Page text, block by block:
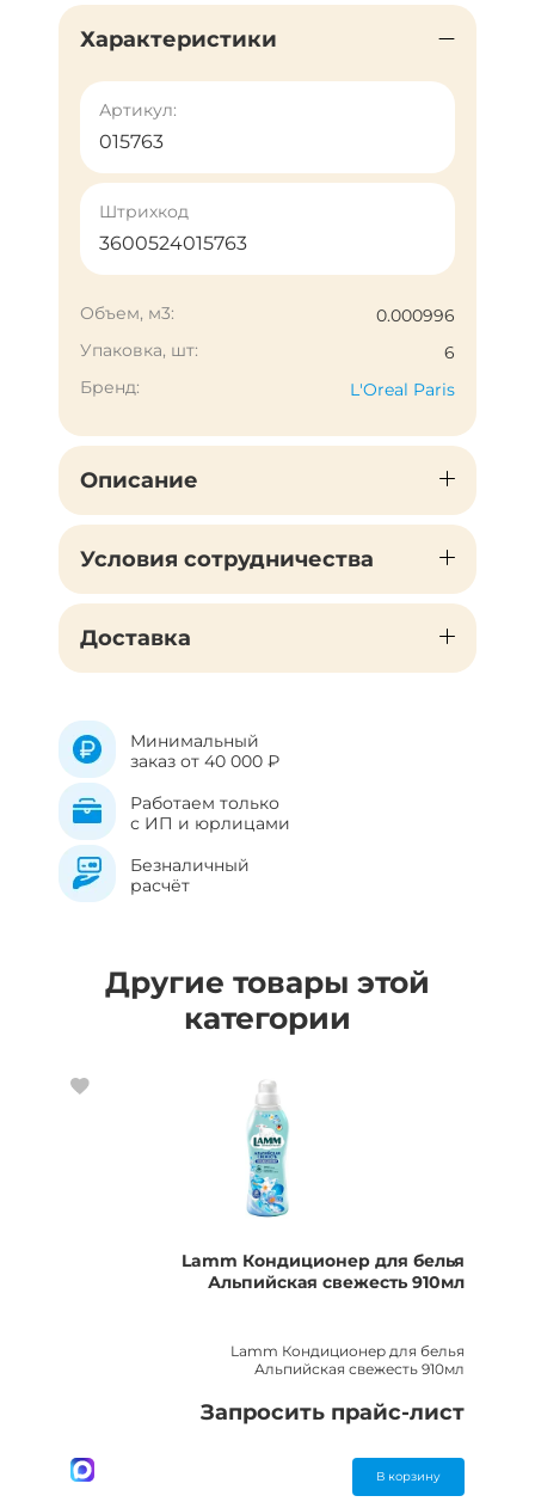
Характеристики
Артикул:
015763
Штрихкод
3600524015763
Объем, м3:
0.000996
Упаковка, шт:
6
Бренд:
L'Oreal Paris
Описание
Условия сотрудничества
Доставка
Минимальный
заказ от 40 000 ₽
Работаем только
с ИП и юрлицами
Безналичный
расчёт
Другие товары этой
категории
Lamm Кондиционер для белья
Альпийская свежесть 910мл
Lamm Кондиционер для белья
Альпийская свежесть 910мл
Запросить прайс-лист
В корзину